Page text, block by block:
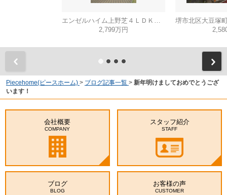
2,799万円
Piecehome(ピースホーム) > ブログ記事一覧 > 新年明けましておめでとうござ
います！
会社概要
COMPANY
スタッフ紹介
STAFF
ブログ
BLOG
お客様の声
CUSTOMER